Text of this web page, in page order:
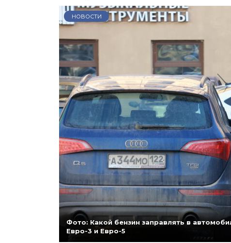
НОВОСТИ
Фото: Какой бензин заправлять в
Евро-3 и Евро-5